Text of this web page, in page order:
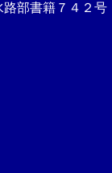
部書籍７４２